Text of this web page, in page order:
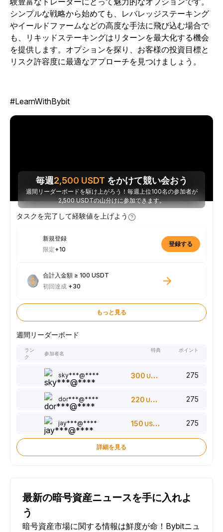
シンプルな戦略から始めても、レバレッジステーキング
やイールドファームなどの高度な手法に飛び込む場合で
も、リキッドステーキングはリターンを最大化する機会
を提供します。オプションを探り、お客様の投資目標と
リスク許容度に最適なアプローチを見つけましょう。
#LearnWithBybit
毎週2,500 USDT をかけて競い会おう
週間リーダーボードを駆け上がろう！毎週上位100名の参加者が
2,500 USDTの山分けに参加できます。
タスクを完了して経験値を上げよう
新規登録
限定+10
登録する
合計入金額 ≥ 100 USDT
初回達成 +30
もっと見る
週間リーダーボード
ラン
ク
参加者名
特典 ポイント
sky***@**** 300 USDT 275
dor***@**** 220 USDT 275
jay***@**** 150 USDT 275
詳細を見る
最新の暗号資産ニュースを手に入れよ
う
暗号資産市場に関する情報は鮮度が命！Bybitニュ